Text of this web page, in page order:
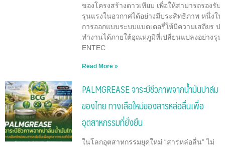
ของโครงสร้างดาวเทียม เพื่อให้สามารถรองรั
รุนแรงในอวกาศได้อย่างมีประสิทธิภาพ หนึ่งใ
การออกแบบระบบแบตเตอรี่ให้มีความเสถียร ป
ทำงานได้ภายใต้อุณหภูมิที่เปลี่ยนแปลงอย่างรุน
ENTEC
Read More »
PALMGREASE จาระบีชีวภาพจากน้ำมันปาล์ม
ของไทย ทางเลือใหม่ของสารหล่อลื่นเพื่อ
อุตสาหกรรมที่ยั่งยืน
ในโลกอุตสาหกรรมยุคใหม่ “สารหล่อลื่น” ไม่